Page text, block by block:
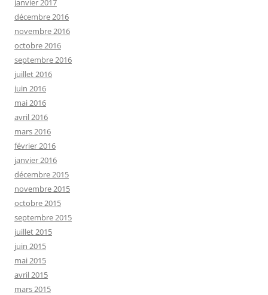
janvier 2017
décembre 2016
novembre 2016
octobre 2016
septembre 2016
juillet 2016
juin 2016
mai 2016
avril 2016
mars 2016
février 2016
janvier 2016
décembre 2015
novembre 2015
octobre 2015
septembre 2015
juillet 2015
juin 2015
mai 2015
avril 2015
mars 2015